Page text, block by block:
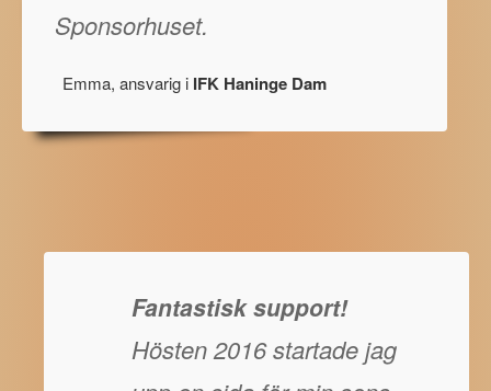
Sponsorhuset.
Emma, ansvarig i IFK Haninge Dam
Fantastisk support!
Hösten 2016 startade jag